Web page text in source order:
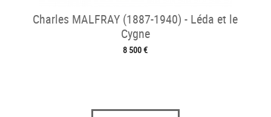
Charles MALFRAY (1887-1940) - Léda et le
Cygne
8 500 €